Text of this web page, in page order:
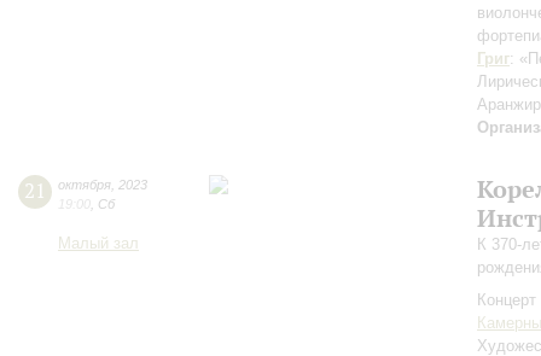
Григ:
21 октября 2023
19:00 Сб
Малый зал
К 370-